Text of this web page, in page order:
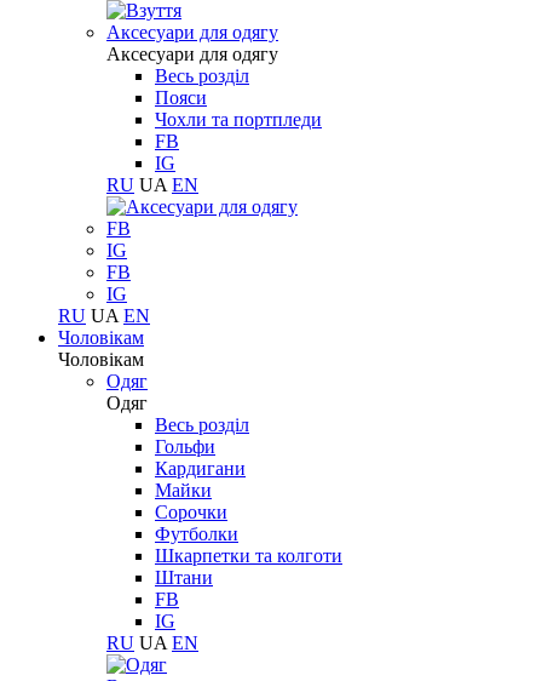
Aксесуари для одягу
Aксесуари для одягу
Весь розділ
Пояси
Чохли та портпледи
FB
IG
RU UA EN
FB
IG
FB
IG
RU UA EN
Чоловікам
Чоловікам
Одяг
Одяг
Весь розділ
Гольфи
Кардигани
Майки
Сорочки
Футболки
Шкарпетки та колготи
Штани
FB
IG
RU UA EN